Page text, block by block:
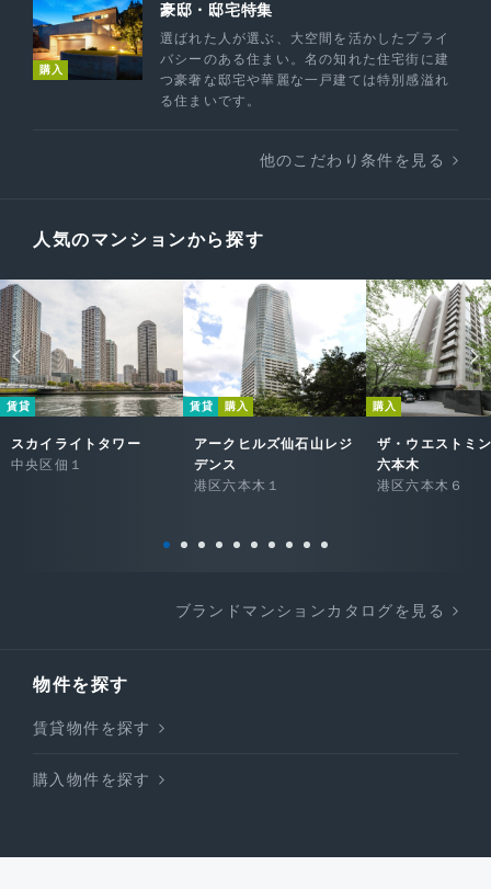
購入
豪邸・邸宅特集
選ばれた人が選ぶ、大空間を活かしたプライ
バシーのある住まい。名の知れた住宅街に建
つ豪奢な邸宅や華麗な一戸建ては特別感溢れ
る住まいです。
他のこだわり条件を見る
人気のマンションから探す
賃貸
スカイライトタワー
中央区佃１
賃貸 購入
アークヒルズ仙石山レジ
デンス
港区六本木１
購入
ザ・ウエストミ
六本木
港区六本木６
ブランドマンションカタログを見る
物件を探す
賃貸物件を探す
購入物件を探す